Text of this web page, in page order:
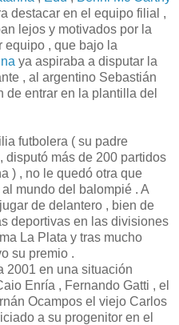
destacar en el equipo filial ,
lejos y motivados por la
equipo , que bajo la
ya aspiraba a disputar la
, al argentino Sebastián
de entrar en la plantilla del
futbolera ( su padre
disputó más de 200 partidos
) , no le quedó otra que
mundo del balompié . A
de delantero , bien de
deportivas en las divisiones
La Plata y tras mucho
su premio .
2001 en una situación
Enría , Fernando Gatti , el
Ocampos el viejo Carlos
a su progenitor en el